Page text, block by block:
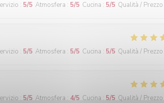
: 5/5 Atmosfera : 5/5 Cucina : 5/5 Qualità / Prezzo
: 5/5 Atmosfera : 5/5 Cucina : 5/5 Qualità / Prezzo
: 5/5 Atmosfera : 4/5 Cucina : 5/5 Qualità / Prezzo